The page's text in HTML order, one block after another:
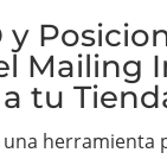
y
Mailing
tu
una herramienta